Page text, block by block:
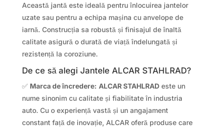
Această jantă este ideală pentru înlocuirea jantelor
uzate sau pentru a echipa mașina cu anvelope de
iarnă. Construcția sa robustă și finisajul de înaltă
calitate asigură o durată de viață îndelungată și
rezistență la coroziune.
De ce să alegi Jantele ALCAR STAHLRAD?
✅ Marca de încredere: ALCAR STAHLRADeste un
nume sinonim cu calitate și fiabilitate în industria
auto. Cu o experiență vastă și un angajament
constant față de inovație, ALCAR oferă produse care